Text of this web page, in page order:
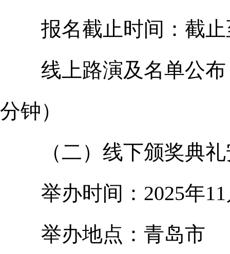
报名截止时间：截止
线上路演及名单公布
分钟）
（二）线下颁奖典礼
举办时间：2025年11
举办地点：青岛市